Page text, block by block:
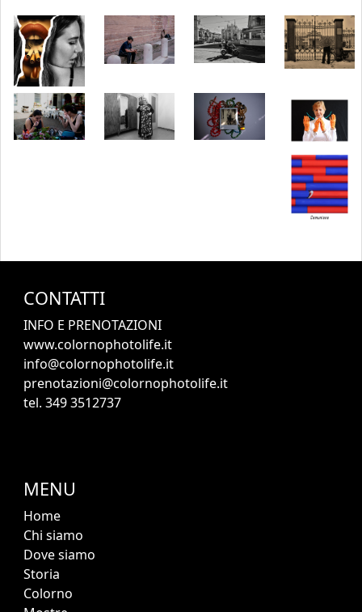
CONTATTI
INFO E PRENOTAZIONI
www.colornophotolife.it
info@colornophotolife.it
prenotazioni@colornophotolife.it
tel. 349 3512737
MENU
Home
Chi siamo
Dove siamo
Storia
Colorno